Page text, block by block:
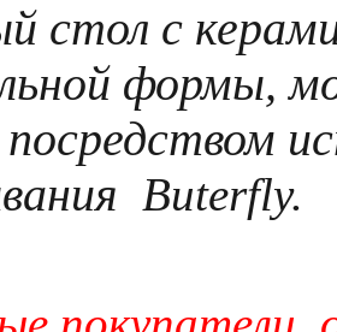
стол с
формы,
Buterfly.